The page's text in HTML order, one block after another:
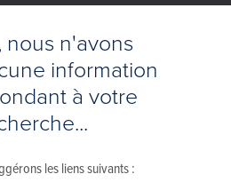
nous n'avons
information
à votre
les liens suivants :